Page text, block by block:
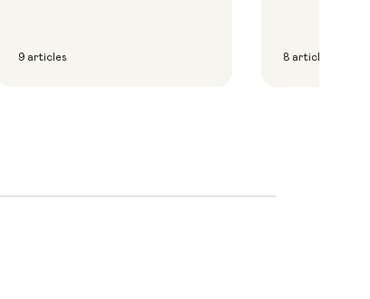
9 articles 8 articles